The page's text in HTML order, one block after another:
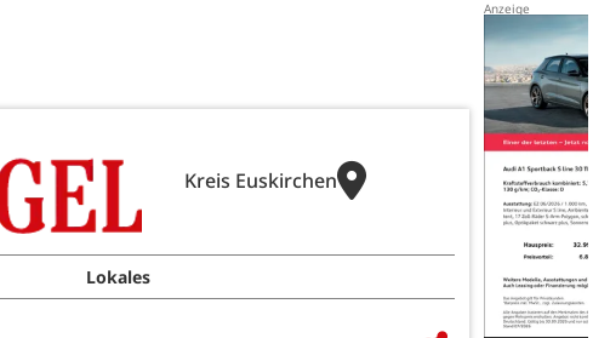
Kreis Euskirchen
Lokales